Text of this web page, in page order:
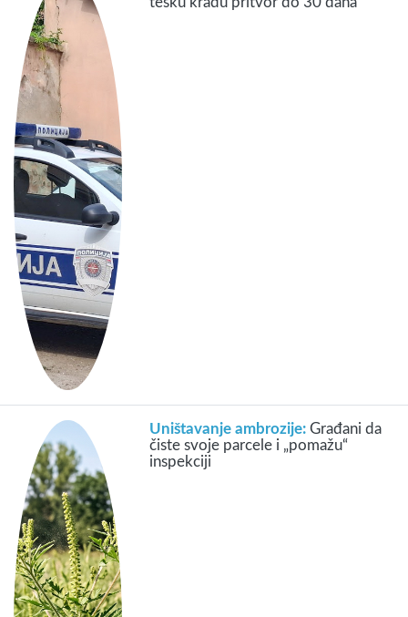
Uništavanje ambrozije:Građani da
čiste svoje parcele i „pomažu“
inspekciji